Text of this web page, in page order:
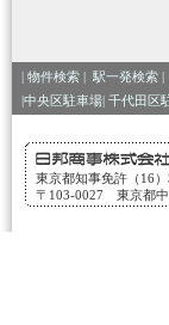
| 物件検索 | 駅一発検索 |
|中央区駐車場| 千代田区
東京都知事免許（16
〒103-0027 東京都